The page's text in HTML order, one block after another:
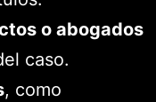
o abogados
caso.
, como